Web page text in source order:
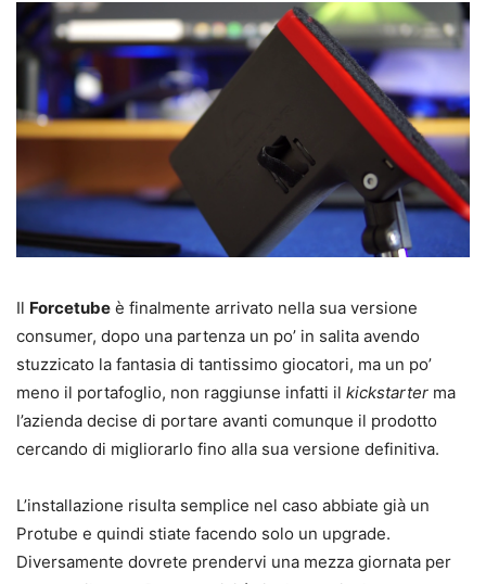
Il Forcetube è finalmente arrivato nella sua versione
consumer, dopo una partenza un po’ in salita avendo
stuzzicato la fantasia di tantissimo giocatori, ma un po’
meno il portafoglio, non raggiunse infatti il kickstarter ma
l’azienda decise di portare avanti comunque il prodotto
cercando di migliorarlo fino alla sua versione definitiva.
L’installazione risulta semplice nel caso abbiate già un
Protube e quindi stiate facendo solo un upgrade.
Diversamente dovrete prendervi una mezza giornata per